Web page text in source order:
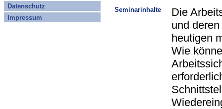
Datenschutz
Impressum
Seminarinhalte
Die
und
heutigen
Wie